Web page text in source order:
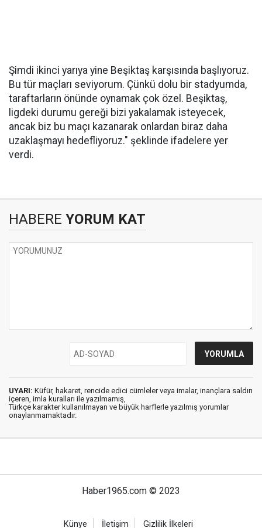
Şimdi ikinci yarıya yine Beşiktaş karşısında başlıyoruz.
Bu tür maçları seviyorum. Çünkü dolu bir stadyumda,
taraftarların önünde oynamak çok özel. Beşiktaş,
ligdeki durumu gereği bizi yakalamak isteyecek,
ancak biz bu maçı kazanarak onlardan biraz daha
uzaklaşmayı hedefliyoruz." şeklinde ifadelere yer
verdi.
HABERE YORUM KAT
UYARI: Küfür, hakaret, rencide edici cümleler veya imalar, inançlara saldırı
içeren, imla kuralları ile yazılmamış,
Türkçe karakter kullanılmayan ve büyük harflerle yazılmış yorumlar
onaylanmamaktadır.
Haber1965.com © 2023
Künye İletişim Gizlilik İlkeleri